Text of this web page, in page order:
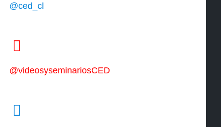
@ced_cl
@videosyseminariosCED